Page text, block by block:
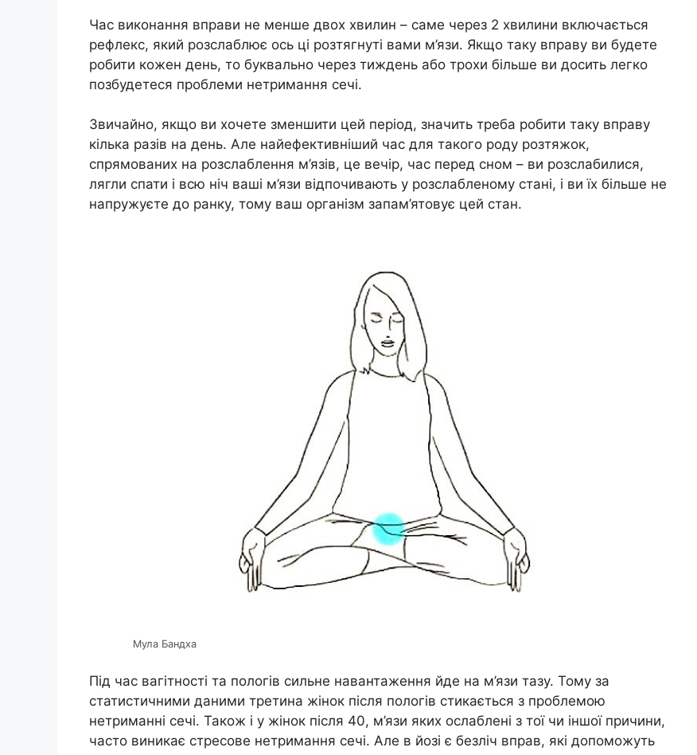
Час виконання вправи не менше двох хвилин – саме через 2 хвилини включається
рефлекс, який розслаблює ось ці розтягнуті вами м’язи. Якщо таку вправу ви будете
робити кожен день, то буквально через тиждень або трохи більше ви досить легко
позбудетеся проблеми нетримання сечі.
Звичайно, якщо ви хочете зменшити цей період, значить треба робити таку вправу
кілька разів на день. Але найефективніший час для такого роду розтяжок,
спрямованих на розслаблення м’язів, це вечір, час перед сном – ви розслабилися,
лягли спати і всю ніч ваші м’язи відпочивають у розслабленому стані, і ви їх більше не
напружуєте до ранку, тому ваш організм запам’ятовує цей стан.
Мула Бандха
Під час вагітності та пологів сильне навантаження йде на м’язи тазу. Тому за
статистичними даними третина жінок після пологів стикається з проблемою
нетриманні сечі. Також і у жінок після 40, м’язи яких ослаблені з тої чи іншої причини,
часто виникає стресове нетримання сечі. Але в йозі є безліч вправ, які допоможуть